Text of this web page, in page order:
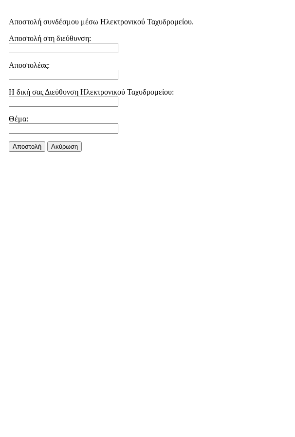
Αποστολή συνδέσμου μέσω Ηλεκτρονικού Ταχυδρομείου.
Αποστολή στη διεύθυνση:
Αποστολέας:
Η δική σας Διεύθυνση Ηλεκτρονικού Ταχυδρομείου:
Θέμα:
Αποστολή Aκύρωση